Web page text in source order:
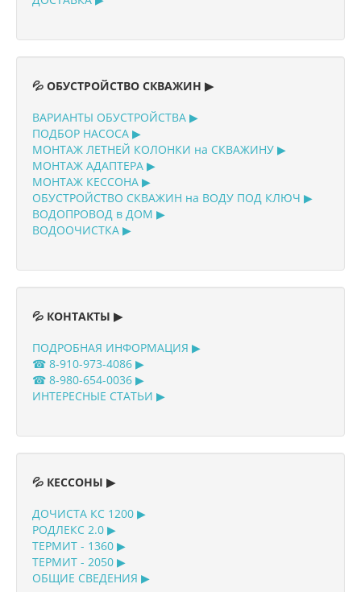
💦 ОБУСТРОЙСТВО СКВАЖИН ▶
ВАРИАНТЫ ОБУСТРОЙСТВА ▶
ПОДБОР НАСОСА ▶
МОНТАЖ ЛЕТНЕЙ КОЛОНКИ на СКВАЖИНУ ▶
МОНТАЖ АДАПТЕРА ▶
МОНТАЖ КЕССОНА ▶
ОБУСТРОЙСТВО СКВАЖИН на ВОДУ ПОД КЛЮЧ ▶
ВОДОПРОВОД в ДОМ ▶
ВОДООЧИСТКА ▶
💦 КОНТАКТЫ ▶
ПОДРОБНАЯ ИНФОРМАЦИЯ ▶
☎ 8-910-973-4086 ▶
☎ 8-980-654-0036 ▶
ИНТЕРЕСНЫЕ СТАТЬИ ▶
💦 КЕССОНЫ ▶
ДОЧИСТА КС 1200 ▶
РОДЛЕКС 2.0 ▶
ТЕРМИТ - 1360 ▶
ТЕРМИТ - 2050 ▶
ОБЩИЕ СВЕДЕНИЯ ▶